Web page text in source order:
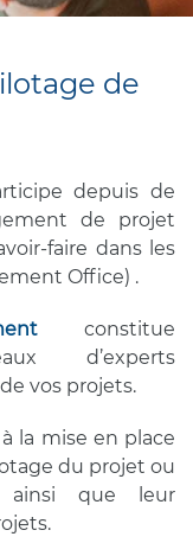
de
depuis de
de projet
faire dans les
Office) .
constitue
d’experts
vos projets.
la mise en place
du projet ou
ainsi que leur